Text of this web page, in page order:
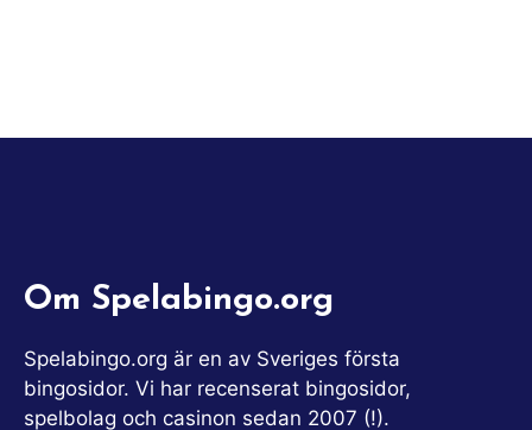
Om Spelabingo.org
Spelabingo.org är en av Sveriges första
bingosidor. Vi har recenserat bingosidor,
spelbolag och casinon sedan 2007 (!).